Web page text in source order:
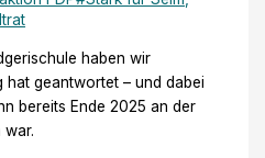
haben wir
hat geantwortet – und dabei
bereits Ende 2025 an der
war.